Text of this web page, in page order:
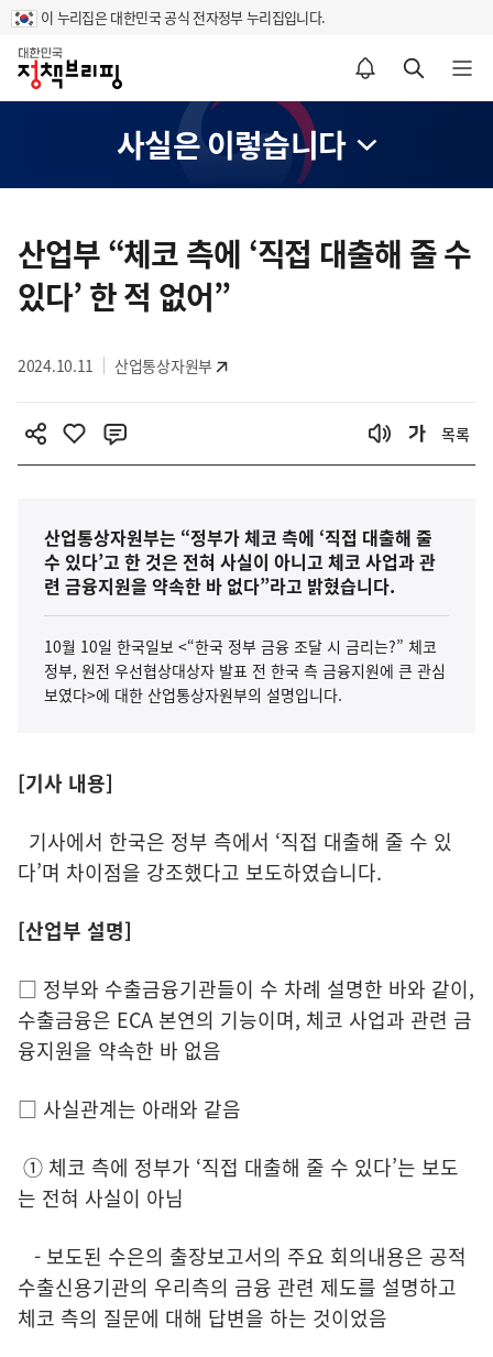
이 누리집은 대한민국 공식 전자정부 누리집입니다.
홈
알림설정 바로가기 검색 바로가기 메뉴 열기
사실은 이렇습니다
츠
영
산업부 “체코 측에 ‘직접 대출해 줄 수
있다’ 한 적 없어”
2024.10.11 산업통상자원부
목록
산업통상자원부는 “정부가 체코 측에 ‘직접 대출해 줄
수 있다’고 한 것은 전혀 사실이 아니고 체코 사업과 관
련 금융지원을 약속한 바 없다”라고 밝혔습니다.
10월 10일 한국일보 <“한국 정부 금융 조달 시 금리는?” 체코
정부, 원전 우선협상대상자 발표 전 한국 측 금융지원에 큰 관심
보였다>에 대한 산업통상자원부의 설명입니다.
[기사 내용]
기사에서 한국은 정부 측에서 ‘직접 대출해 줄 수 있
다’며 차이점을 강조했다고 보도하였습니다.
[산업부 설명]
□ 정부와 수출금융기관들이 수 차례 설명한 바와 같이,
수출금융은 ECA 본연의 기능이며, 체코 사업과 관련 금
융지원을 약속한 바 없음
□ 사실관계는 아래와 같음
① 체코 측에 정부가 ‘직접 대출해 줄 수 있다’는 보도
는 전혀 사실이 아님
- 보도된 수은의 출장보고서의 주요 회의내용은 공적
수출신용기관의 우리측의 금융 관련 제도를 설명하고
체코 측의 질문에 대해 답변을 하는 것이었음